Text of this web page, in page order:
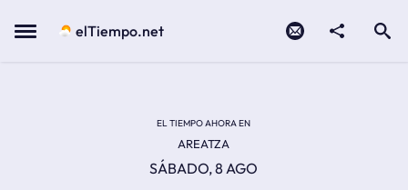
Menu elTiempo.net
EL TIEMPO AHORA EN
AREATZA
SÁBADO, 8 AGO